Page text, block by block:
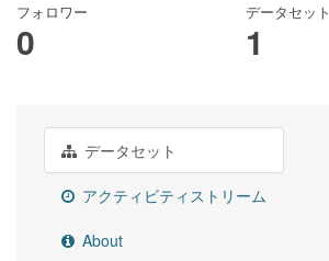
フォロワー
0
データセット
1
データセット
アクティビティストリーム
About